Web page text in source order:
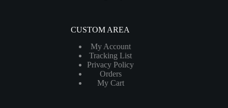
CUSTOM AREA
My Account
Tracking List
Privacy Policy
Orders
My Cart